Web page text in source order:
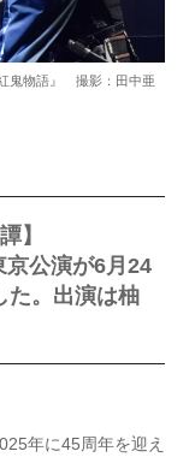
鬼物語』 撮影：田中亜
】
公演が6月24
た。出演は柚
年に45周年を迎え